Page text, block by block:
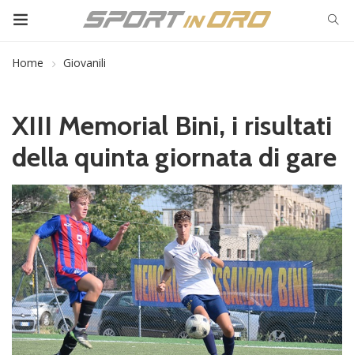
Home Giovanili
XIII Memorial Bini, i risultati
della quinta giornata di gare